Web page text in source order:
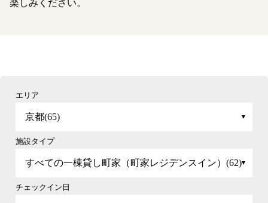
楽しみください。
エリア
施設タイプ
チェックイン日